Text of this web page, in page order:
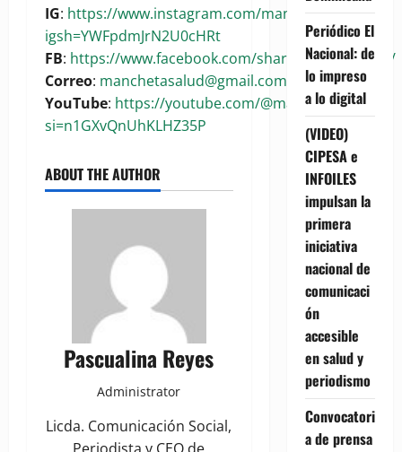
IG: https://www.instagram.com/manchetasalud?
igsh=YWFpdmJrN2U0cHRt
FB: https://www.facebook.com/share/1BoaKRywuG/
Correo: manchetasalud@gmail.com
YouTube: https://youtube.com/@manchetasalud?
si=n1GXvQnUhKLHZ35P
ABOUT THE AUTHOR
Pascualina Reyes
Administrator
Licda. Comunicación Social,
Periódico El
Nacional: de
lo impreso
a lo digital
(VIDEO)
CIPESA e
INFOILES
impulsan la
primera
iniciativa
nacional de
comunicaci
ón
accesible
en salud y
periodismo
Convocatori
a de prensa